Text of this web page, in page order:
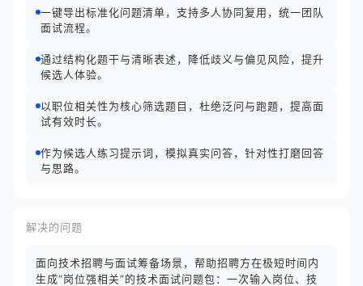
一键导出标准化问题清单，支持多人协同复用，统一团队
面试流程。
通过结构化题干与清晰表述，降低歧义与偏见风险，提升
候选人体验。
以职位相关性为核心筛选题目，杜绝泛问与跑题，提高面
试有效时长。
作为候选人练习提示词，模拟真实问答，针对性打磨回答
与思路。
解决的问题
面向技术招聘与面试筹备场景，帮助招聘方在极短时间内
生成“岗位强相关”的技术面试问题包：一次输入岗位、技